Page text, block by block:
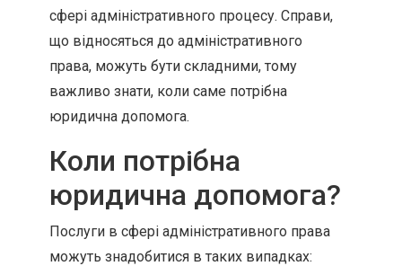
сфері адміністративного процесу. Справи,
що відносяться до адміністративного
права, можуть бути складними, тому
важливо знати, коли саме потрібна
юридична допомога.
Коли потрібна
юридична допомога?
Послуги в сфері адміністративного права
можуть знадобитися в таких випадках: